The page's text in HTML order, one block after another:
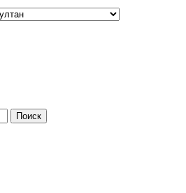
Поиск